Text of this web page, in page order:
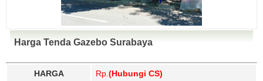
Harga Tenda Gazebo Surabaya
HARGA Rp. (Hubungi CS)